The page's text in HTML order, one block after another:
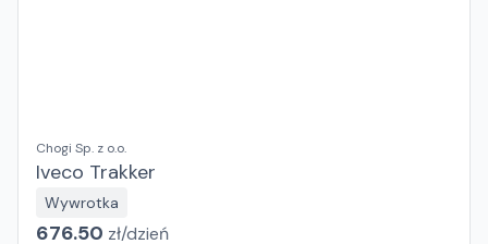
Chogi Sp. z o.o.
Iveco Trakker
Wywrotka
676.50 zł/dzień